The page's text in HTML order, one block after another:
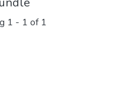
1 - 1 of 1